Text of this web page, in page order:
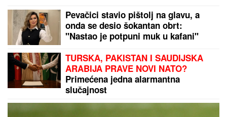
Pevačici stavio pištolj na glavu, a
onda se desio šokantan obrt:
"Nastao je potpuni muk u kafani"
TURSKA, PAKISTAN I SAUDIJSKA
ARABIJA PRAVE NOVI NATO?
Primećena jedna alarmantna
slučajnost